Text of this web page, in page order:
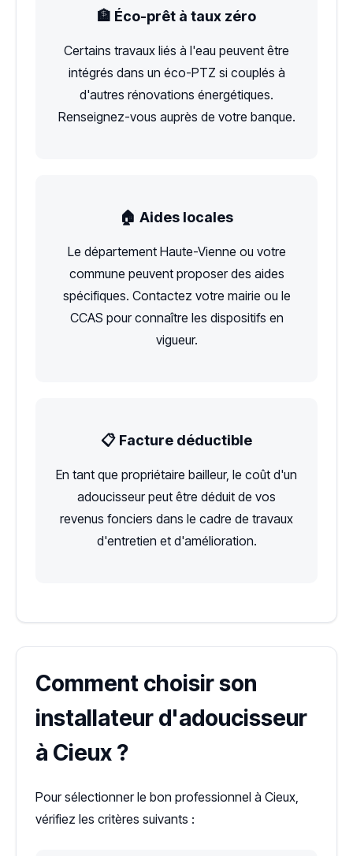
🏦 Éco-prêt à taux zéro
Certains travaux liés à l'eau peuvent être
intégrés dans un éco-PTZ si couplés à
d'autres rénovations énergétiques.
Renseignez-vous auprès de votre banque.
🏠 Aides locales
Le département Haute-Vienne ou votre
commune peuvent proposer des aides
spécifiques. Contactez votre mairie ou le
CCAS pour connaître les dispositifs en
vigueur.
📋 Facture déductible
En tant que propriétaire bailleur, le coût d'un
adoucisseur peut être déduit de vos
revenus fonciers dans le cadre de travaux
d'entretien et d'amélioration.
Comment choisir son
installateur d'adoucisseur
à Cieux ?
Pour sélectionner le bon professionnel à Cieux,
vérifiez les critères suivants :